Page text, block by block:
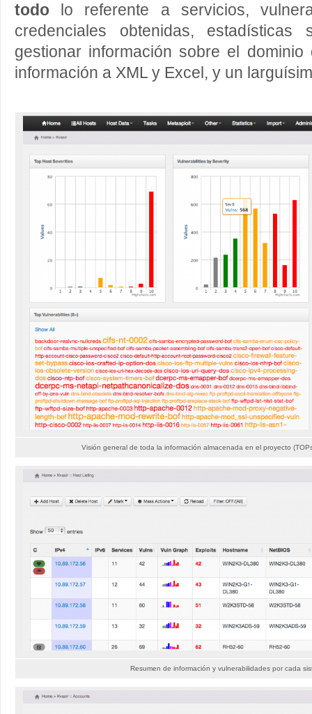
todo
lo referente a servicios,
credenciales obtenidas, estadísticas
gestionar información sobre el
información a XML y Excel, y un
Visión general de toda la información almacenada en el proyecto
Resumen de información y vulnerabilidades por cada